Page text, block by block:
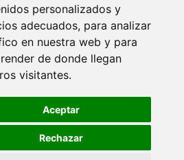
personalizados y
adecuados, para analizar
en nuestra web y para
de donde llegan
visitantes.
Aceptar
Rechazar